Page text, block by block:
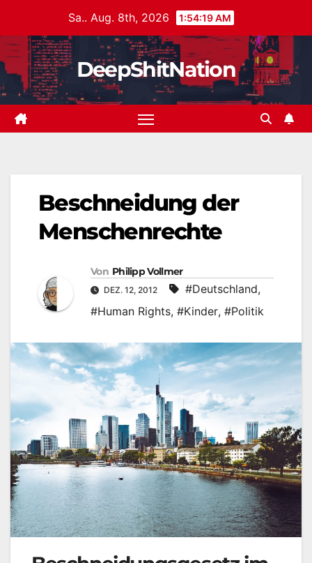
springen
Sa.. Aug. 8th, 2026 1:54:20 AM
DeepShitNation
Beschneidung der
Menschenrechte
Von Philipp Vollmer
DEZ. 12, 2012 #Deutschland,
#Human Rights, #Kinder, #Politik